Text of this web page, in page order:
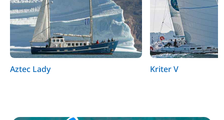
Aztec Lady Kriter V